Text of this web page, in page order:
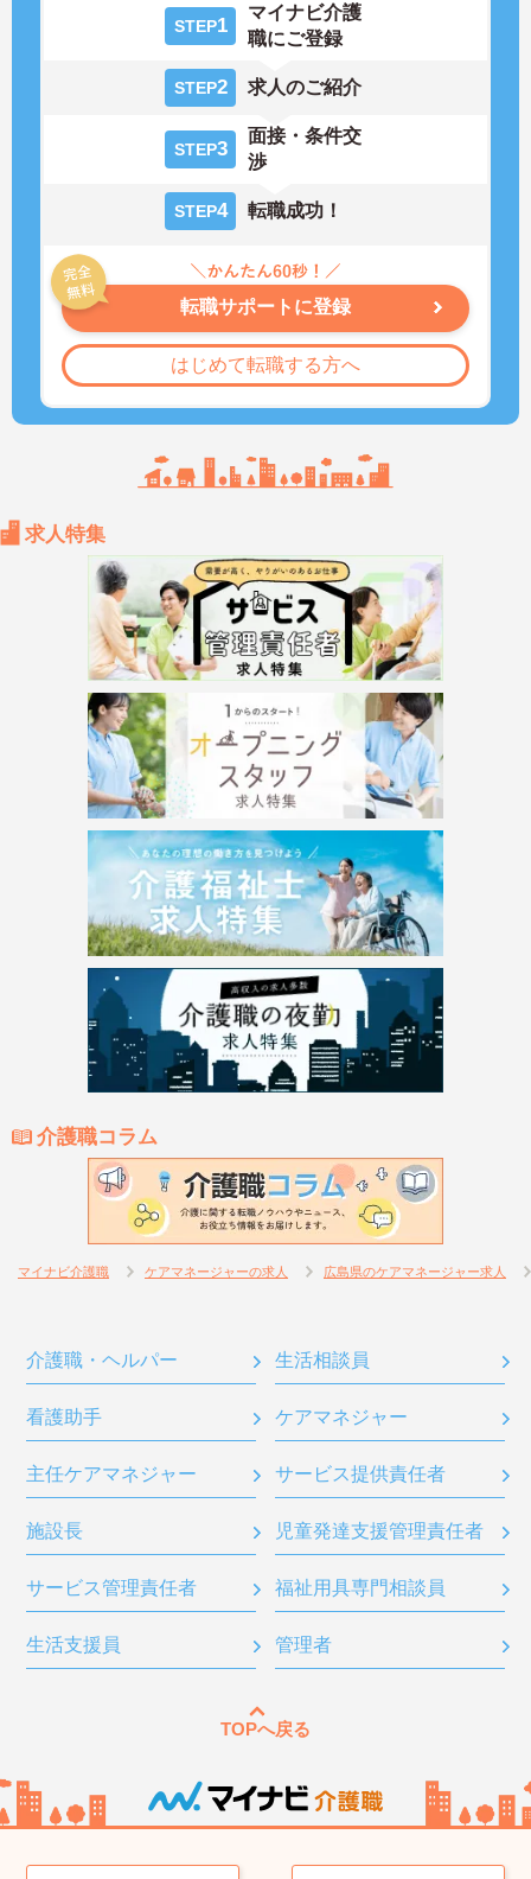
STEP1
マイナビ介護
職にご登録
STEP2 求人のご紹介
STEP3
面接・条件交
渉
STEP4 転職成功！
転職サポートに登録
はじめて転職する方へ
求人特集
介護職コラム
マイナビ介護職 ケアマネージャーの求人 広島県のケアマネージャー求人
介護職・ヘルパー 生活相談員
看護助手 ケアマネジャー
主任ケアマネジャー サービス提供責任者
施設長 児童発達支援管理責任者
サービス管理責任者 福祉用具専門相談員
生活支援員 管理者
TOPへ戻る